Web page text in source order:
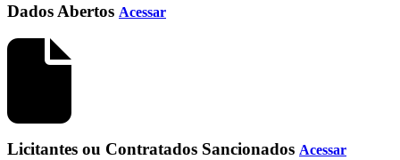
Dados Abertos Acessar
Licitantes ou Contratados Sancionados Acessar